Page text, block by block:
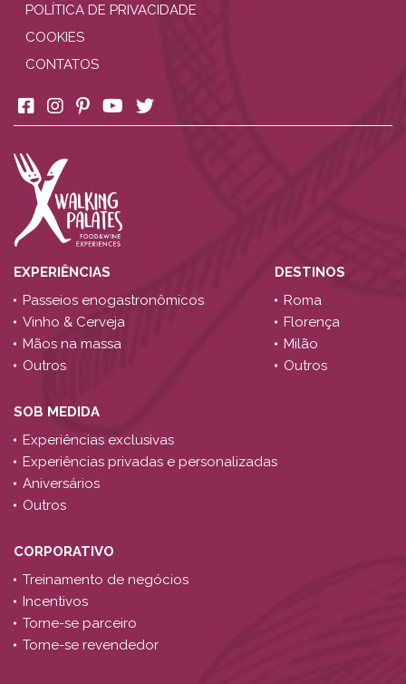
POLÍTICA DE PRIVACIDADE
COOKIES
CONTATOS
EXPERIÊNCIAS
Passeios enogastronômicos
Vinho & Cerveja
Mãos na massa
Outros
DESTINOS
Roma
Florença
Milão
Outros
SOB MEDIDA
Experiências exclusivas
Experiências privadas e personalizadas
Aniversários
Outros
CORPORATIVO
Treinamento de negócios
Incentivos
Torne-se parceiro
Torne-se revendedor